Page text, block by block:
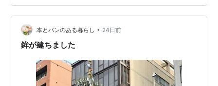
た時の二度だった。近くに有名なところがあっても、行
こうと思えば行けるので、今でなくとも大丈夫だと言う
余裕が招く油断だろう。皆さんもそんな場所があるかと
思う。 さて滋賀に引っ越してからは、祇園祭に行っ…
本とパンのある暮らし • 24日前
鉾が建ちました